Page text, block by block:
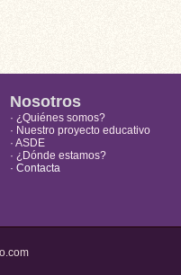
Nosotros
· ¿Quiénes somos?
· Nuestro proyecto educativo
· ASDE
· ¿Dónde estamos?
· Contacta